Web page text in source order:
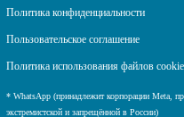
Политика конфиденциальности
Пользовательское соглашение
Политика использования файлов cookie
* WhatsApp (принадлежит корпорации Meta,
экстремистской и запрещённой в России)